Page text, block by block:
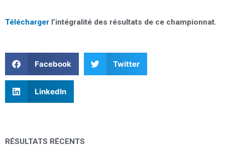
Télécharger l’intégralité des résultats de ce championnat.
Facebook Twitter
LinkedIn
RÉSULTATS RÉCENTS